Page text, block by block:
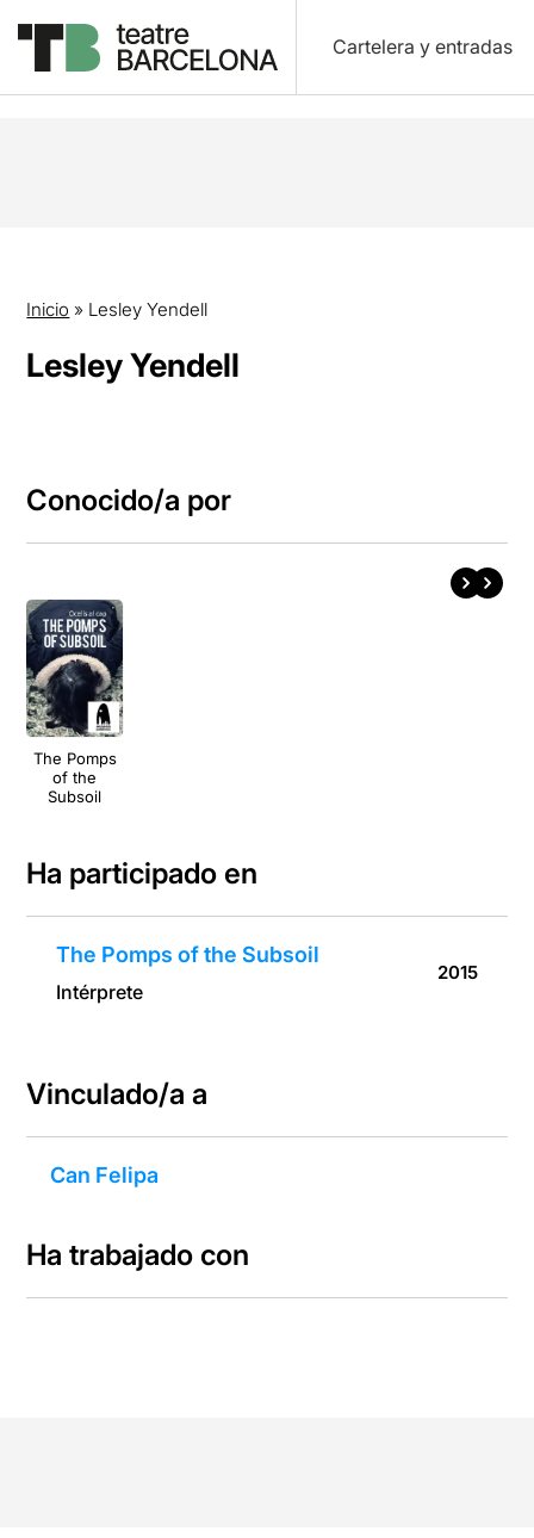
Cartelera y entradas
Inicio » Lesley Yendell
Lesley Yendell
Conocido/a por
The Pomps
of the
Subsoil
Ha participado en
The Pomps of the Subsoil
Intérprete
2015
Vinculado/a a
Can Felipa
Ha trabajado con